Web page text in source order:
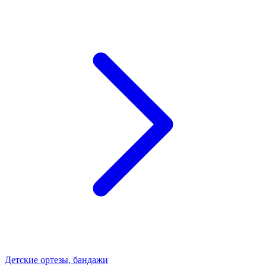
Детские ортезы, бандажи